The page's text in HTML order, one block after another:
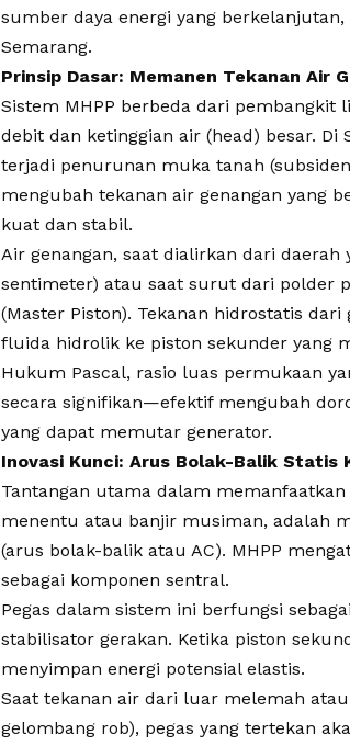
sumber daya energi yang
Semarang.
Prinsip Dasar: Memanen Tekanan Air
Sistem MHPP berbeda dari
debit dan ketinggian air (head) besar. Di
terjadi penurunan muka tanah
mengubah tekanan air genangan yang
kuat dan stabil.
Air genangan, saat dialirkan dari
sentimeter) atau saat surut dari polder
(Master Piston). Tekanan hidrostatis
fluida hidrolik ke piston sekunder yang
Hukum Pascal, rasio luas permukaan
secara signifikan—efektif mengubah
yang dapat memutar generator.
Inovasi Kunci: Arus Bolak-Balik Statis
Tantangan utama dalam
menentu atau banjir musiman, adalah
(arus bolak-balik atau AC). MHPP
sebagai komponen sentral.
Pegas dalam sistem ini berfungsi
stabilisator gerakan. Ketika piston
menyimpan energi potensial elastis.
Saat tekanan air dari luar melemah
gelombang rob), pegas yang tertekan